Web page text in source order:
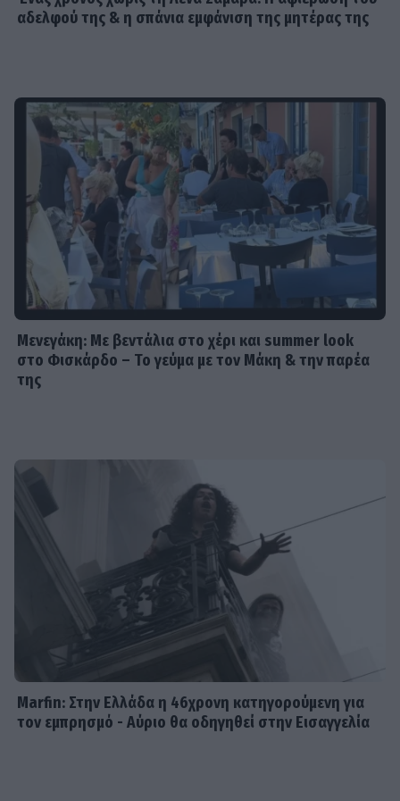
και οι απορίες της νέας μαμάς
Αντόνιο Μπαντέρας: Η καρδιακή
προσβολή που του άλλαξε τη ζωή
SHOWBIZ
«Θα κινηθώ νομικά» - Κόλαφος ο
Χρίστος Κούγιας για τα
δημοσιεύματα που αφορούν την
προσωπική του ζωή
SHOWBIZ
Τέτα Κωνσταντά: Τα νέα για την
Οικονομάκου: «Έσκασε όλη η
κούραση του χειμώνα» - Το
πρόβλημα στις διακοπές στο νησί
Μπόρα Μπόρα
Μπαμπά, σ’ αγαπώ spoiler: Η Βιργινία
αδελφού της & η σπάνια εμφάνιση της μητέρας της
Μενεγάκη: Με βεντάλια στο χέρι και summer look
στο Φισκάρδο – Το γεύμα με τον Μάκη & την παρέα
της
Marfin: Στην Ελλάδα η 46χρονη κατηγορούμενη για
τον εμπρησμό - Αύριο θα οδηγηθεί στην Εισαγγελία